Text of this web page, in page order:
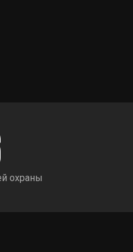
охраны